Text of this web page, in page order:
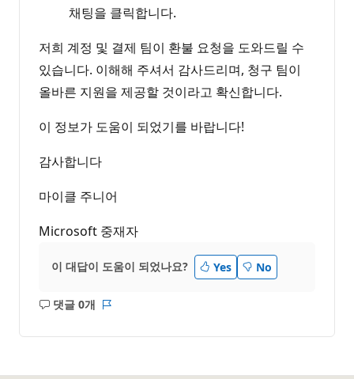
채팅을 클릭합니다.
저희 계정 및 결제 팀이 환불 요청을 도와드릴 수
있습니다. 이해해 주셔서 감사드리며, 청구 팀이
올바른 지원을 제공할 것이라고 확신합니다.
이 정보가 도움이 되었기를 바랍니다!
감사합니다
마이클 주니어
Microsoft 중재자
이 대답이 도움이 되었나요? Yes No
댓글 0개
설